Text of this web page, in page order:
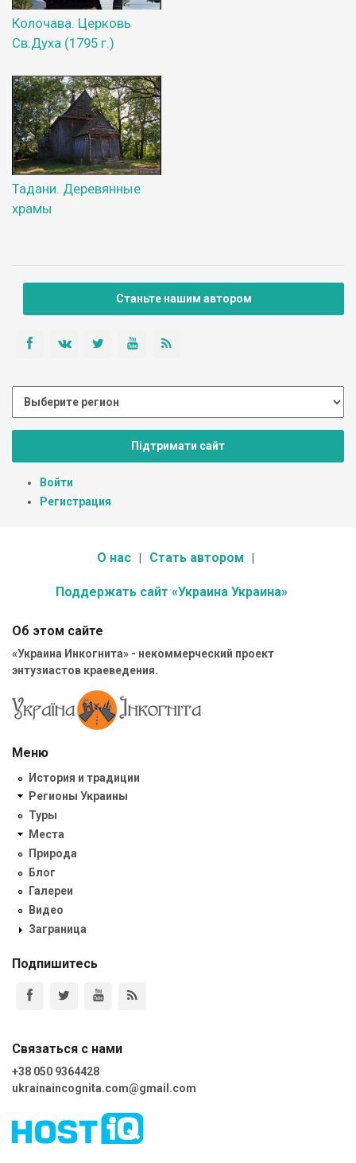
Колочава. Церковь
Св.Духа (1795 г.)
Тадани. Деревянные
храмы
Станьте нашим автором
Підтримати сайт
Войти
Регистрация
О нас Стать автором
Поддержать сайт «Украина Украина»
Об этом сайте
«Украина Инкогнита» - некоммерческий проект
энтузиастов краеведения.
Меню
История и традиции
Регионы Украины
Туры
Места
Природа
Блог
Галереи
Видео
Заграница
Подпишитесь
Связаться с нами
+38 050 9364428
ukrainaincognita.com@gmail.com